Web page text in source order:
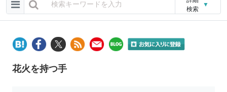
検索
▼
花火を持つ手